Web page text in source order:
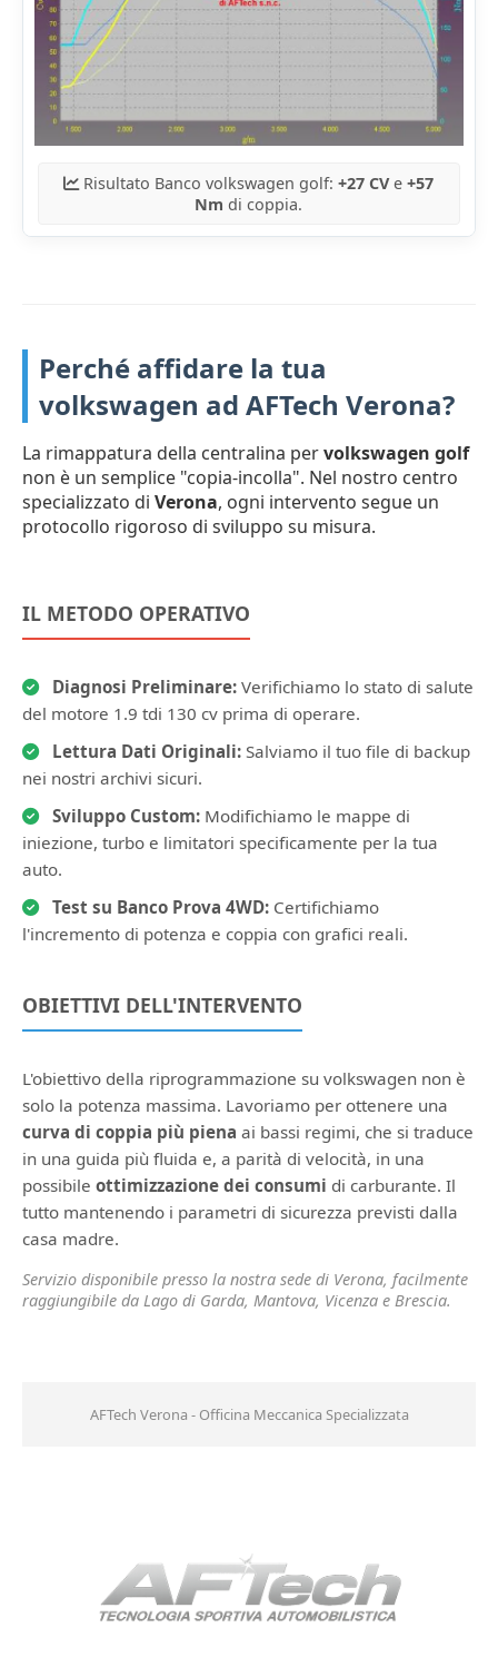
Risultato Banco volkswagen golf:+27 CVe+57
Nm di coppia.
Perché affidare la tua
volkswagen ad AFTech Verona?
La rimappatura della centralina pervolkswagen golf
non è un semplice "copia-incolla". Nel nostro centro
specializzato di Verona, ogni intervento segue un
protocollo rigoroso di sviluppo su misura.
IL METODO OPERATIVO
Diagnosi Preliminare: Verifichiamo lo stato di salute
del motore 1.9 tdi 130 cv prima di operare.
Lettura Dati Originali: Salviamo il tuo file di backup
nei nostri archivi sicuri.
Sviluppo Custom: Modifichiamo le mappe di
iniezione, turbo e limitatori specificamente per la tua
auto.
Test su Banco Prova 4WD: Certifichiamo
l'incremento di potenza e coppia con grafici reali.
OBIETTIVI DELL'INTERVENTO
L'obiettivo della riprogrammazione su volkswagen non è
solo la potenza massima. Lavoriamo per ottenere una
curva di coppia più piena ai bassi regimi, che si traduce
in una guida più fluida e, a parità di velocità, in una
possibile ottimizzazione dei consumi di carburante. Il
tutto mantenendo i parametri di sicurezza previsti dalla
casa madre.
Servizio disponibile presso la nostra sede di Verona, facilmente
raggiungibile da Lago di Garda, Mantova, Vicenza e Brescia.
AFTech Verona - Officina Meccanica Specializzata